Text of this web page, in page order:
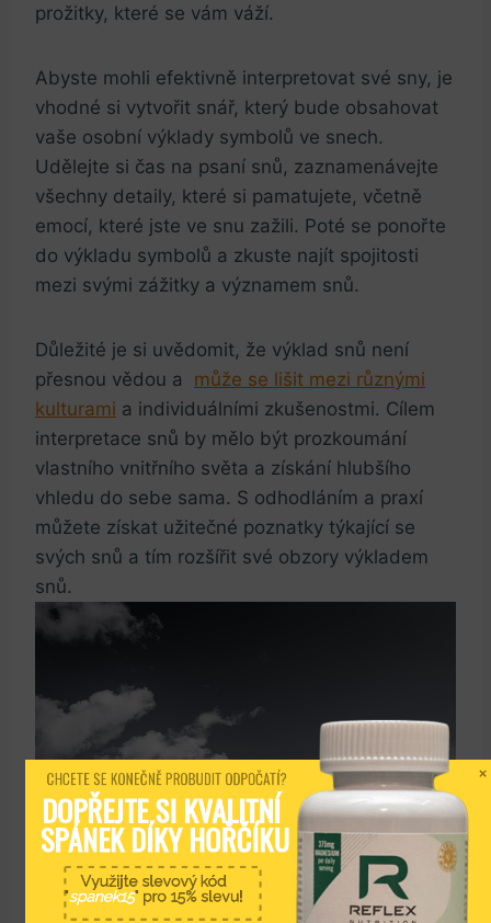
prožitky, ⁢které se vám váží.
Abyste mohli efektivně interpretovat ⁤své sny, je
vhodné si vytvořit‍ snář, který ⁤bude⁤ obsahovat
vaše osobní výklady symbolů ve snech.
Udělejte si čas na psaní‍ snů, ⁣zaznamenávejte
všechny detaily, které si pamatujete, včetně
emocí,⁢ které jste ve snu zažili. ‌Poté se ponořte
⁣do ​výkladu symbolů a⁢ zkuste najít spojitosti
mezi svými zážitky⁤ a významem snů.
Důležité je si uvědomit,‌ že výklad snů není
přesnou vědou a ‍ může ‌se lišit mezi různými
kulturami a ⁤individuálními ‍zkušenostmi. Cílem
interpretace snů by⁣ mělo být prozkoumání
vlastního vnitřního světa ⁤a​ získání hlubšího
vhledu do sebe sama. S odhodláním a praxí
⁤můžete získat užitečné poznatky týkající se
svých snů⁢ a tím rozšířit své obzory výkladem
snů.
CHCETE SE KONEČNĚ PROBUDIT ODPOČATÍ?
DOPŘEJTE SI KVALITNÍ
SPÁNEK DÍKY HOŘČÍKU
Využijte slevový kód
"spanek15" pro 15% slevu!